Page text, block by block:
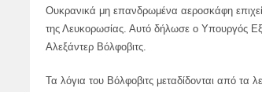
Ουκρανικά μη επανδρωμένα αεροσκάφη
της Λευκορωσίας. Αυτό δήλωσε ο Υπουργός
Αλεξάντερ Βόλφοβιτς.
Τα λόγια του Βόλφοβιτς μεταδίδονται από τα